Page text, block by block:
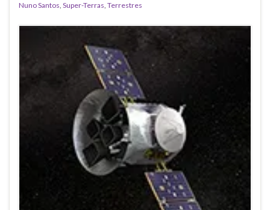
Nuno Santos, Super-Terras, Terrestres